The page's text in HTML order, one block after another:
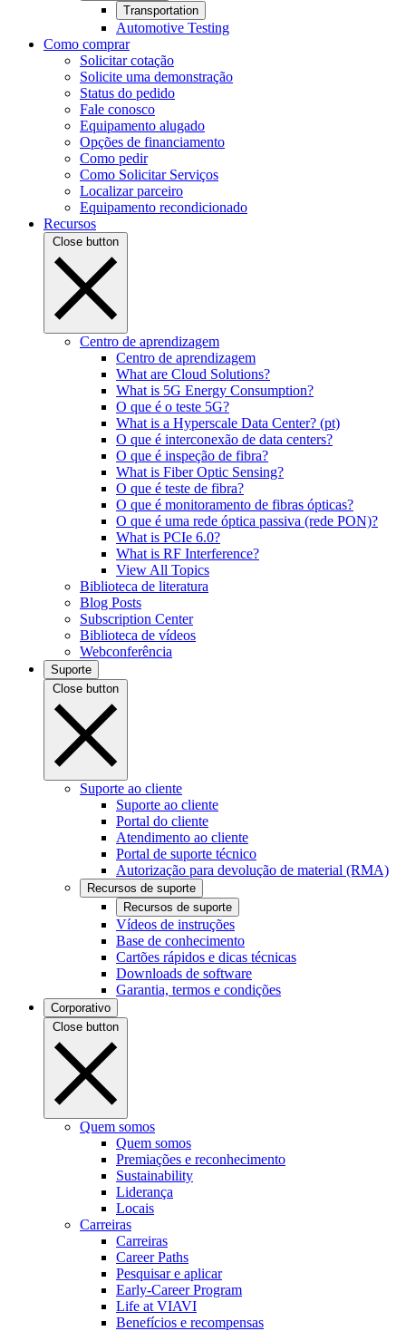
Transportation
Automotive Testing
Como comprar
Solicitar cotação
Solicite uma demonstração
Status do pedido
Fale conosco
Equipamento alugado
Opções de financiamento
Como pedir
Como Solicitar Serviços
Localizar parceiro
Equipamento recondicionado
Recursos
Close button
Centro de aprendizagem
Centro de aprendizagem
What are Cloud Solutions?
What is 5G Energy Consumption?
O que é o teste 5G?
What is a Hyperscale Data Center? (pt)
O que é interconexão de data centers?
O que é inspeção de fibra?
What is Fiber Optic Sensing?
O que é teste de fibra?
O que é monitoramento de fibras ópticas?
O que é uma rede óptica passiva (rede PON)?
What is PCIe 6.0?
What is RF Interference?
View All Topics
Biblioteca de literatura
Blog Posts
Subscription Center
Biblioteca de vídeos
Webconferência
Suporte
Close button
Suporte ao cliente
Suporte ao cliente
Portal do cliente
Atendimento ao cliente
Portal de suporte técnico
Autorização para devolução de material (RMA)
Recursos de suporte
Recursos de suporte
Vídeos de instruções
Base de conhecimento
Cartões rápidos e dicas técnicas
Downloads de software
Garantia, termos e condições
Corporativo
Close button
Quem somos
Quem somos
Premiações e reconhecimento
Sustainability
Liderança
Locais
Carreiras
Carreiras
Career Paths
Pesquisar e aplicar
Early-Career Program
Life at VIAVI
Benefícios e recompensas